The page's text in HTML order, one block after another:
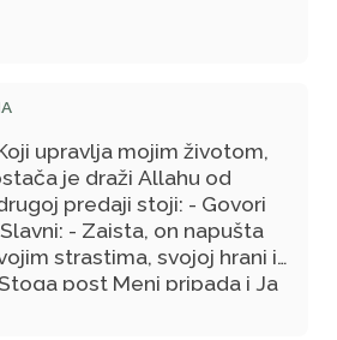
upravlja mojim životom,
je draži Allahu od
predaji stoji: - Govori
- Zaista, on napušta
strastima, svojoj hrani i
post Meni pripada i Ja
Za svako dobro djelo